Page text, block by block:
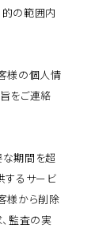
の範囲内
様の個人情
をご連絡
期間を超
するサービ
様から削除
監査の実